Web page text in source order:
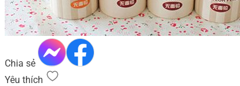
Chia sẻ
Yêu thích